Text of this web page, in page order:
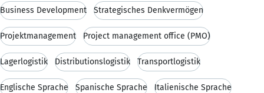
Business Development Strategisches Denkvermögen
Projektmanagement Project management office (PMO)
Lagerlogistik Distributionslogistik Transportlogistik
Englische Sprache Spanische Sprache Italienische Sprache